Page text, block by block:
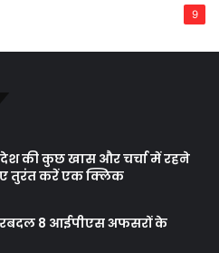
9
की कुछ खास और चर्चा में रहने
तुरंत करें एक क्लिक
8 आईपीएस अफसरों के